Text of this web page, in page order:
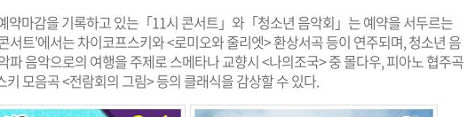
약마감을 기록하고 있는「11시 콘서트」와「청소년 음악회」는 예약을 서두르는
서트'에서는 차이코프스키와 <로미오와 줄리엣> 환상서곡 등이 연주되며, 청소년 음
파 음악으로의 여행을 주제로 스메타나 교향시 <나의조국> 중 몰다우, 피아노 협주곡
키 모음곡 <전람회의 그림> 등의 클래식을 감상할 수 있다.